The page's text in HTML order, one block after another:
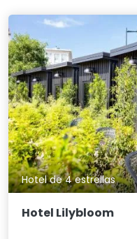
Hotel de 4 estrellas
Hotel Lilybloom